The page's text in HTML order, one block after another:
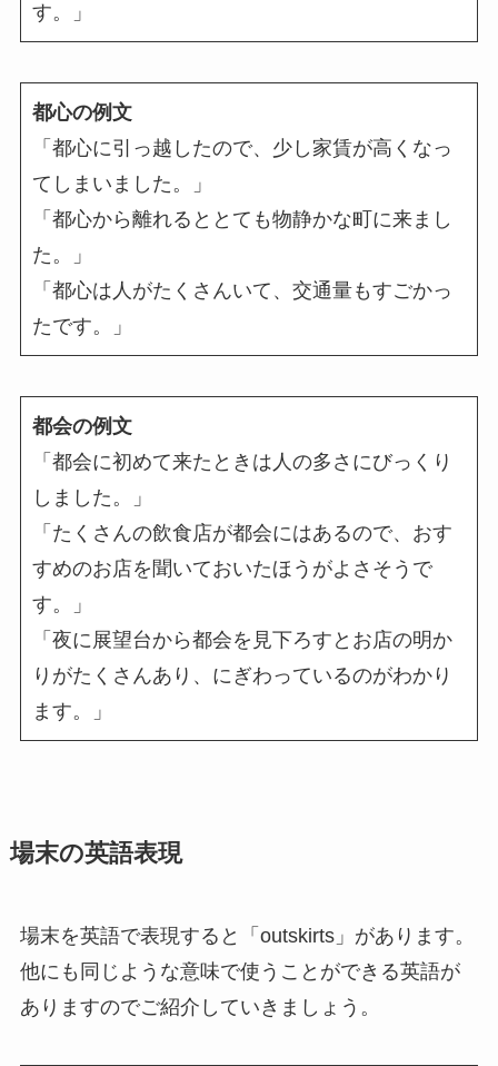
す。」
都心の例文
「都心に引っ越したので、少し家賃が高くなっ
てしまいました。」
「都心から離れるととても物静かな町に来まし
た。」
「都心は人がたくさんいて、交通量もすごかっ
たです。」
都会の例文
「都会に初めて来たときは人の多さにびっくり
しました。」
「たくさんの飲食店が都会にはあるので、おす
すめのお店を聞いておいたほうがよさそうで
す。」
「夜に展望台から都会を見下ろすとお店の明か
りがたくさんあり、にぎわっているのがわかり
ます。」
場末の英語表現
場末を英語で表現すると「outskirts」があります。
他にも同じような意味で使うことができる英語が
ありますのでご紹介していきましょう。